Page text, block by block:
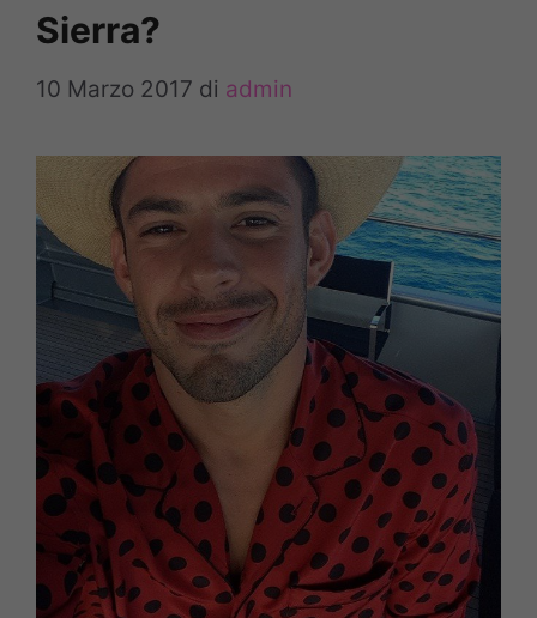
Sierra?
10 Marzo 2017 di admin